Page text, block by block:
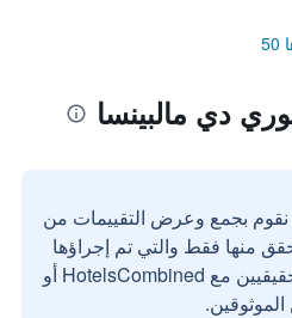
دي مالبينسا
نقوم بجمع وعرض التقييمات من
منها فقط والتي تم إجراؤها
بواسطة مستخدمين حقيقيين مع HotelsCombined أو